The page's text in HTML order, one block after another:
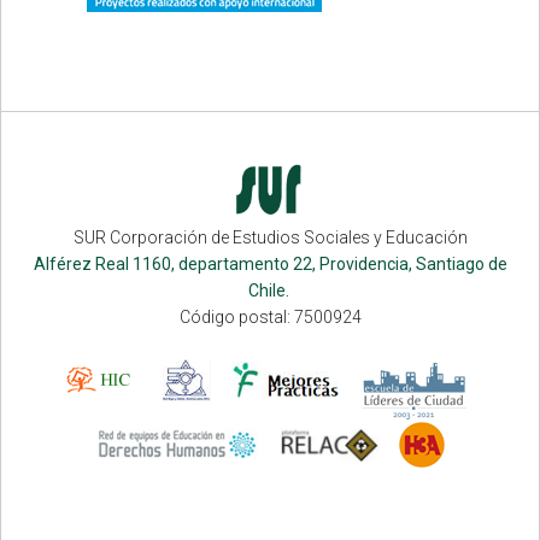
SUR Corporación de Estudios Sociales y Educación
Alférez Real 1160, departamento 22, Providencia, Santiago de
Chile.
Código postal: 7500924